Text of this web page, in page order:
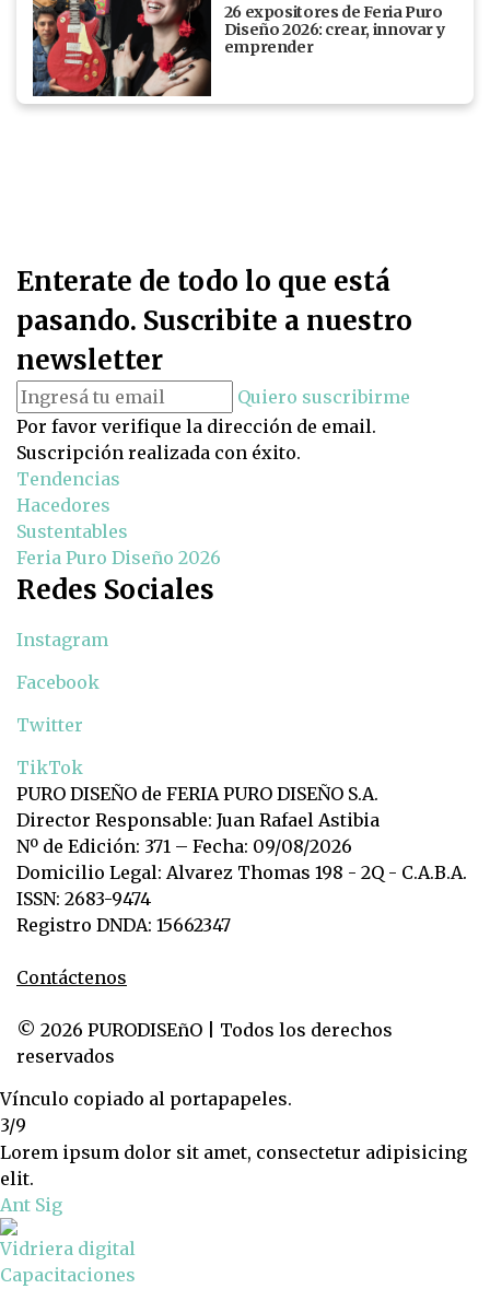
26 expositores de Feria Puro
Diseño 2026: crear, innovar y
emprender
Enterate de todo lo que está
pasando. Suscribite a nuestro
newsletter
Quiero suscribirme
Por favor verifique la dirección de email.
Suscripción realizada con éxito.
Tendencias
Hacedores
Sustentables
Feria Puro Diseño 2026
Redes Sociales
Instagram
Facebook
Twitter
TikTok
PURO DISEÑO de FERIA PURO DISEÑO S.A.
Director Responsable: Juan Rafael Astibia
Nº de Edición: 371 – Fecha: 09/08/2026
Domicilio Legal: Alvarez Thomas 198 - 2Q - C.A.B.A.
ISSN: 2683-9474
Registro DNDA: 15662347
Contáctenos
© 2026 PURODISEñO | Todos los derechos
reservados
Vínculo copiado al portapapeles.
3/9
Lorem ipsum dolor sit amet, consectetur adipisicing
elit.
Ant Sig
Vidriera digital
Capacitaciones